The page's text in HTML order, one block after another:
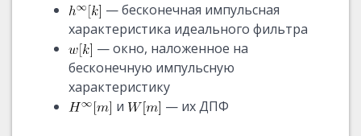
— бесконечная импульсная
характеристика идеального фильтра
— окно, наложенное на
бесконечную импульсную
характеристику
и
— их ДПФ